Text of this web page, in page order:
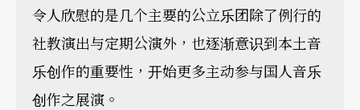
令人欣慰的是几个主要的公立乐团除了例行的
社教演出与定期公演外，也逐渐意识到本土音
乐创作的重要性，开始更多主动参与国人音乐
创作之展演。